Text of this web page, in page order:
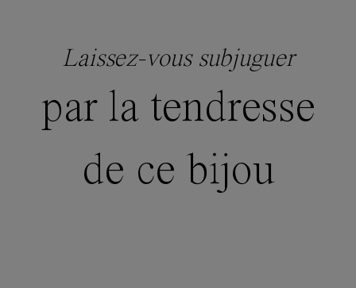
Laissez-vous subjuguer
par la tendresse
de ce bijou